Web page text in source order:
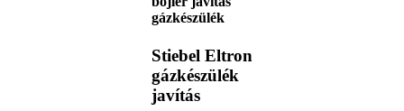
gázkészülék
Stiebel Eltron
gázkészülék
javítás